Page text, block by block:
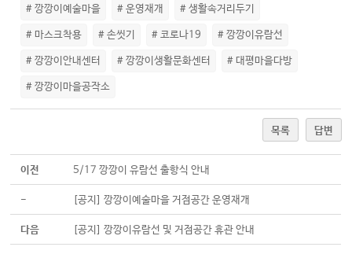
# 깡깡이예술마을 # 운영재개 # 생활속거리두기
# 마스크착용 # 손씻기 # 코로나19 # 깡깡이유람선
# 깡깡이안내센터 # 깡깡이생활문화센터 # 대평마을다방
# 깡깡이마을공작소
목록 답변
이전 5/17 깡깡이 유람선 출항식 안내
- [공지] 깡깡이예술마을 거점공간 운영재개
다음 [공지] 깡깡이유람선 및 거점공간 휴관 안내